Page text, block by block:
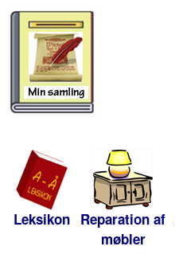
Leksikon Reparation af
møbler